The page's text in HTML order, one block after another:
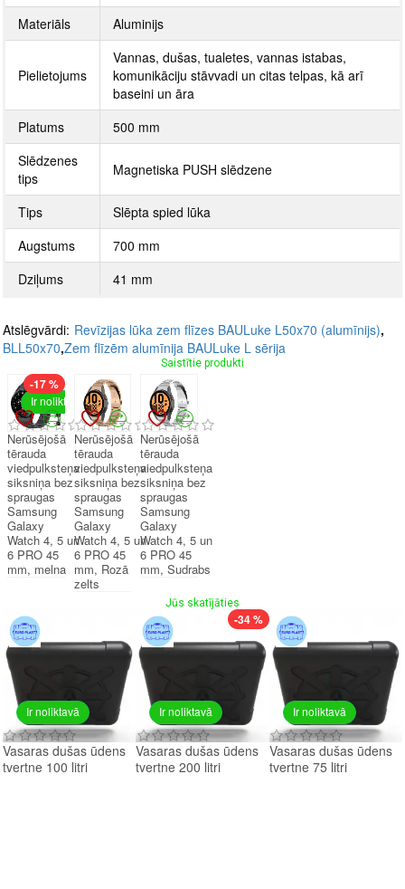
Materiāls Aluminijs
Pielietojums
Vannas, dušas, tualetes, vannas istabas,
komunikāciju stāvvadi un citas telpas, kā arī
baseini un āra
Platums
500 mm
Slēdzenes
tips
Magnetiska PUSH slēdzene
Tips
Slēpta spied lūka
Augstums
700 mm
Dziļums
41 mm
Atslēgvārdi: Revīzijas lūka zem flīzes BAULuke L50x70 (alumīnijs),
BLL50x70,Zem flīzēm alumīnija BAULuke L sērija
Saistītie produkti
Ir noliktavā
-17 %
Nerūsējošā
tērauda
viedpulksteņa
siksniņa bez
spraugas
Samsung
Galaxy
Watch 4, 5 un
6 PRO 45
mm, melna
Nerūsējošā
tērauda
viedpulksteņa
siksniņa bez
spraugas
Samsung
Galaxy
Watch 4, 5 un
6 PRO 45
mm, Rozā
zelts
Nerūsējošā
tērauda
viedpulksteņa
siksniņa bez
spraugas
Samsung
Galaxy
Watch 4, 5 un
6 PRO 45
mm, Sudrabs
Jūs skatījāties
Ir noliktavā
Vasaras dušas ūdens
tvertne 100 litri
Ir noliktavā
-34 %
Vasaras dušas ūdens
tvertne 200 litri
Ir noliktavā
Vasaras dušas ūdens
tvertne 75 litri